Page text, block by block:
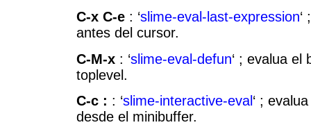
C-x C-e : ‘slime-eval-last-expression‘
antes del cursor.
C-M-x : ‘slime-eval-defun‘ ; evalua el
toplevel.
C-c : : ‘slime-interactive-eval ‘ ;
desde el minibuffer.